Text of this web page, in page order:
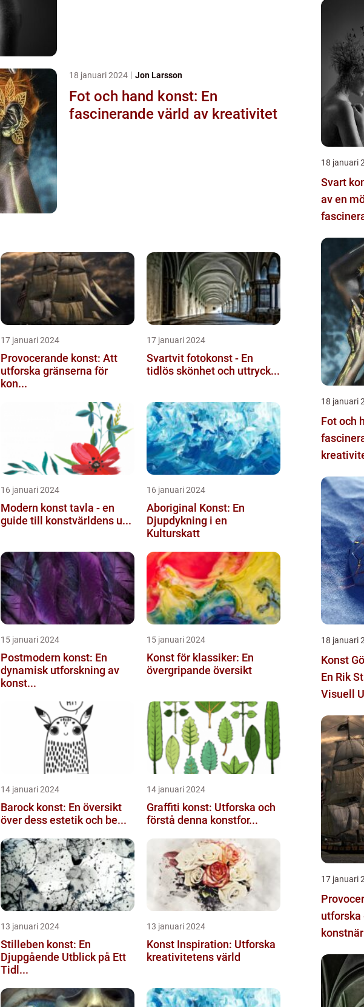
18 januari 2024 Jon Larsson
Fot och hand konst: En
fascinerande värld av kreativitet
17 januari 2024
Provocerande konst: Att
utforska gränserna för
kon...
17 januari 2024
Svartvit fotokonst - En
tidlös skönhet och uttryck...
16 januari 2024
Modern konst tavla - en
guide till konstvärldens u...
16 januari 2024
Aboriginal Konst: En
Djupdykning i en
Kulturskatt
15 januari 2024
Postmodern konst: En
dynamisk utforskning av
konst...
15 januari 2024
Konst för klassiker: En
övergripande översikt
14 januari 2024
Barock konst: En översikt
över dess estetik och be...
14 januari 2024
Graffiti konst: Utforska och
förstå denna konstfor...
13 januari 2024
Stilleben konst: En
Djupgående Utblick på Ett
Tidl...
13 januari 2024
Konst Inspiration: Utforska
kreativitetens värld
18 januari
Svart
av en
18 januari
Fot och
18 januari
Konst
En Rik
Visuell
17 januari
utforska